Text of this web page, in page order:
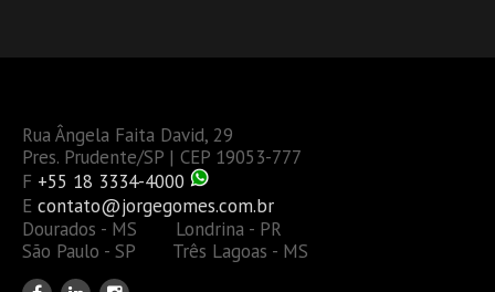
Rua Ângela Faita David, 29
Pres. Prudente/SP | CEP 19053-777
F +55 18 3334-4000
E contato@jorgegomes.com.br
Dourados - MS Londrina - PR
São Paulo - SP Três Lagoas - MS